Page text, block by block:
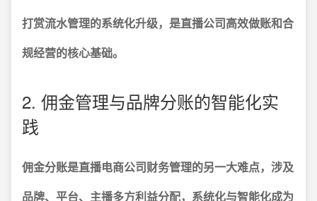
打赏流水管理的系统化升级，是直播公司高效做账和合
规经营的核心基础。
2. 佣金管理与品牌分账的智能化实
践
佣金分账是直播电商公司财务管理的另一大难点，涉及
品牌、平台、主播多方利益分配，系统化与智能化成为